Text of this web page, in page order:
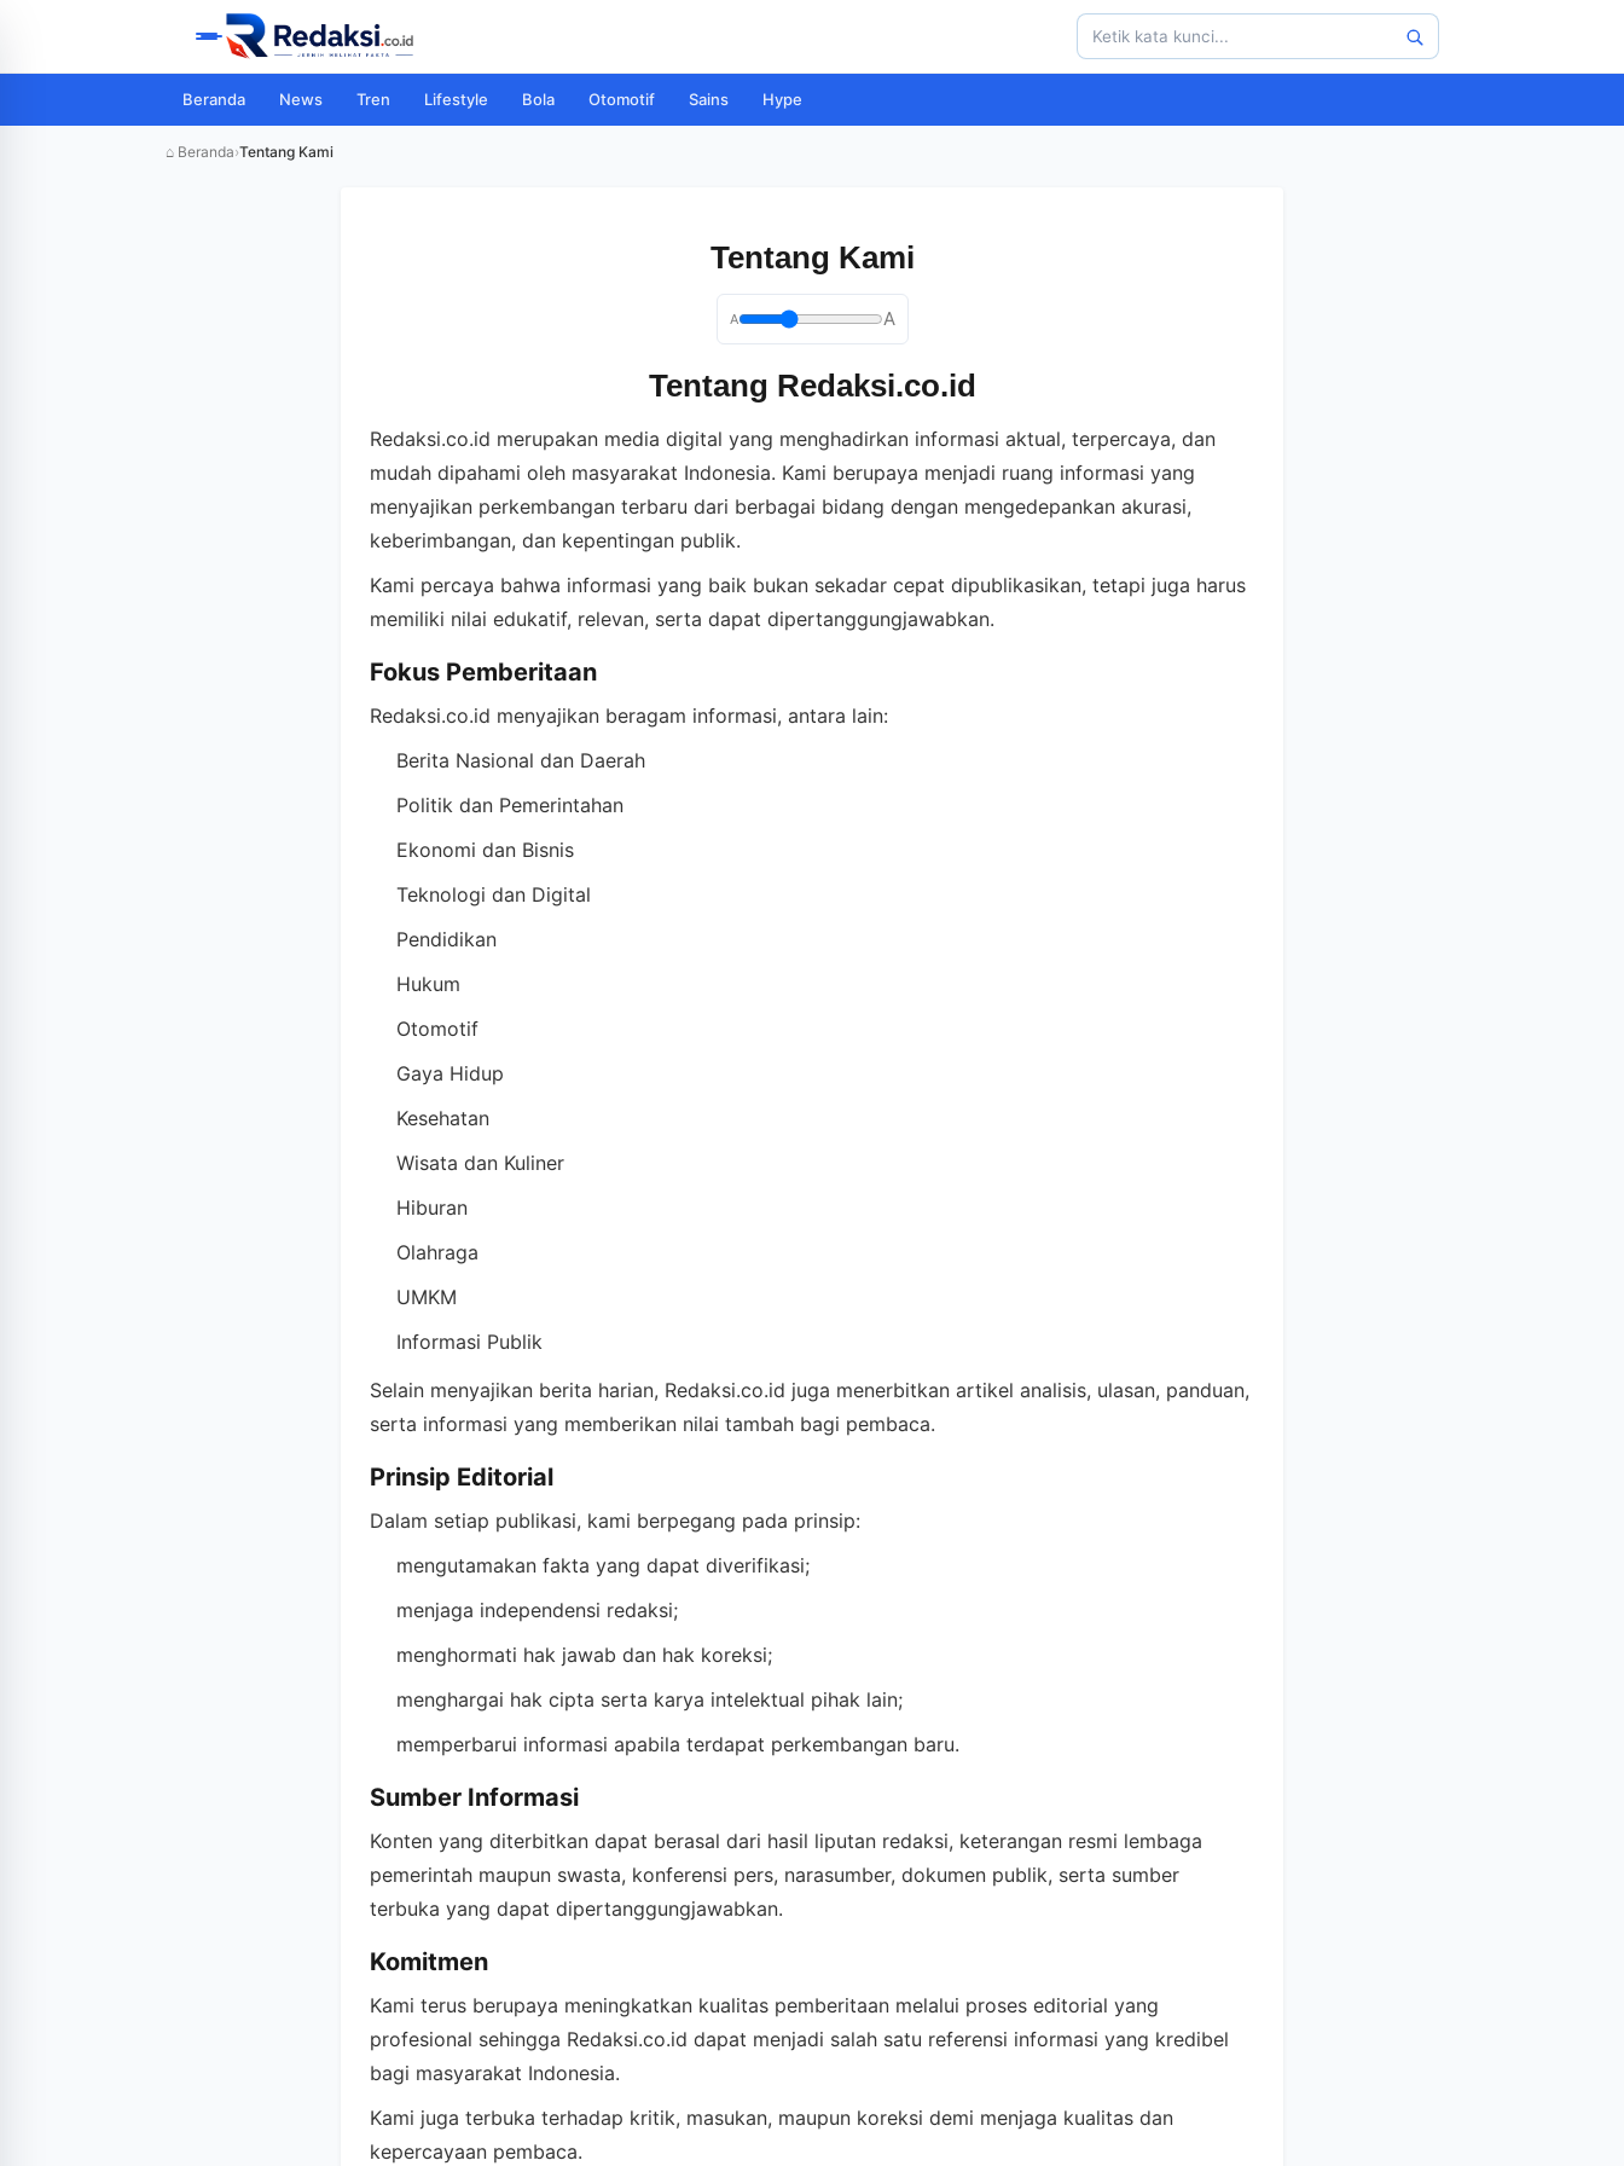
Beranda News Tren Lifestyle Bola Otomotif Sains Hype
⌂ Beranda›Tentang Kami
Tentang Kami
A A
Tentang Redaksi.co.id
Redaksi.co.id merupakan media digital yang menghadirkan informasi aktual, terpercaya, dan
mudah dipahami oleh masyarakat Indonesia. Kami berupaya menjadi ruang informasi yang
menyajikan perkembangan terbaru dari berbagai bidang dengan mengedepankan akurasi,
keberimbangan, dan kepentingan publik.
Kami percaya bahwa informasi yang baik bukan sekadar cepat dipublikasikan, tetapi juga harus
memiliki nilai edukatif, relevan, serta dapat dipertanggungjawabkan.
Fokus Pemberitaan
Redaksi.co.id menyajikan beragam informasi, antara lain:
Berita Nasional dan Daerah
Politik dan Pemerintahan
Ekonomi dan Bisnis
Teknologi dan Digital
Pendidikan
Hukum
Otomotif
Gaya Hidup
Kesehatan
Wisata dan Kuliner
Hiburan
Olahraga
UMKM
Informasi Publik
Selain menyajikan berita harian, Redaksi.co.id juga menerbitkan artikel analisis, ulasan, panduan,
serta informasi yang memberikan nilai tambah bagi pembaca.
Prinsip Editorial
Dalam setiap publikasi, kami berpegang pada prinsip:
mengutamakan fakta yang dapat diverifikasi;
menjaga independensi redaksi;
menghormati hak jawab dan hak koreksi;
menghargai hak cipta serta karya intelektual pihak lain;
memperbarui informasi apabila terdapat perkembangan baru.
Sumber Informasi
Konten yang diterbitkan dapat berasal dari hasil liputan redaksi, keterangan resmi lembaga
pemerintah maupun swasta, konferensi pers, narasumber, dokumen publik, serta sumber
terbuka yang dapat dipertanggungjawabkan.
Komitmen
Kami terus berupaya meningkatkan kualitas pemberitaan melalui proses editorial yang
profesional sehingga Redaksi.co.id dapat menjadi salah satu referensi informasi yang kredibel
bagi masyarakat Indonesia.
Kami juga terbuka terhadap kritik, masukan, maupun koreksi demi menjaga kualitas dan
kepercayaan pembaca.